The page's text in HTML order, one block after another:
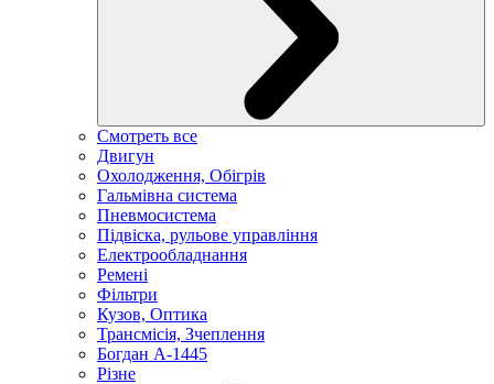
Смотреть все
Двигун
Охолодження, Обігрів
Гальмівна система
Пневмосистема
Підвіска, рульове управління
Електрообладнання
Ремені
Фільтри
Кузов, Оптика
Трансмісія, Зчеплення
Богдан А-1445
Різне